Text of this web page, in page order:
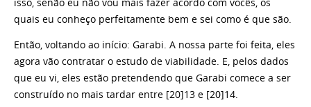
isso, senão eu não vou mais fazer acordo com vocês, os
quais eu conheço perfeitamente bem e sei como é que são.
Então, voltando ao início: Garabi. A nossa parte foi feita, eles
agora vão contratar o estudo de viabilidade. E, pelos dados
que eu vi, eles estão pretendendo que Garabi comece a ser
construído no mais tardar entre [20]13 e [20]14.